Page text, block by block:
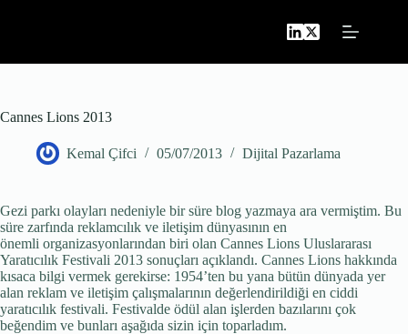
Cannes Lions 2013
Kemal Çifci 05/07/2013 Dijital Pazarlama
Gezi parkı olayları nedeniyle bir süre blog yazmaya ara vermiştim. Bu
süre zarfında reklamcılık ve iletişim dünyasının en
önemli organizasyonlarından biri olan Cannes Lions Uluslararası
Yaratıcılık Festivali 2013 sonuçları açıklandı. Cannes Lions hakkında
kısaca bilgi vermek gerekirse: 1954’ten bu yana bütün dünyada yer
alan reklam ve iletişim çalışmalarının değerlendirildiği en ciddi
yaratıcılık festivali. Festivalde ödül alan işlerden bazılarını çok
beğendim ve bunları aşağıda sizin için toparladım.